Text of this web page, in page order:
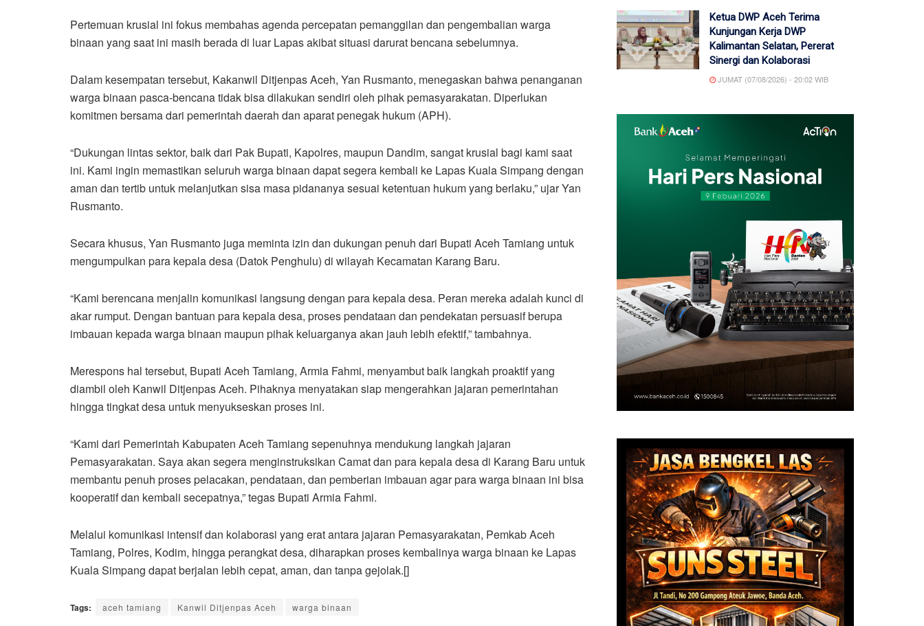
Pertemuan krusial ini fokus membahas agenda percepatan pemanggilan dan pengembalian warga
binaan yang saat ini masih berada di luar Lapas akibat situasi darurat bencana sebelumnya.
Dalam kesempatan tersebut, Kakanwil Ditjenpas Aceh, Yan Rusmanto, menegaskan bahwa penanganan
warga binaan pasca-bencana tidak bisa dilakukan sendiri oleh pihak pemasyarakatan. Diperlukan
komitmen bersama dari pemerintah daerah dan aparat penegak hukum (APH).
“Dukungan lintas sektor, baik dari Pak Bupati, Kapolres, maupun Dandim, sangat krusial bagi kami saat
ini. Kami ingin memastikan seluruh warga binaan dapat segera kembali ke Lapas Kuala Simpang dengan
aman dan tertib untuk melanjutkan sisa masa pidananya sesuai ketentuan hukum yang berlaku,” ujar Yan
Rusmanto.
Secara khusus, Yan Rusmanto juga meminta izin dan dukungan penuh dari Bupati Aceh Tamiang untuk
mengumpulkan para kepala desa (Datok Penghulu) di wilayah Kecamatan Karang Baru.
“Kami berencana menjalin komunikasi langsung dengan para kepala desa. Peran mereka adalah kunci di
akar rumput. Dengan bantuan para kepala desa, proses pendataan dan pendekatan persuasif berupa
imbauan kepada warga binaan maupun pihak keluarganya akan jauh lebih efektif,” tambahnya.
Merespons hal tersebut, Bupati Aceh Tamiang, Armia Fahmi, menyambut baik langkah proaktif yang
diambil oleh Kanwil Ditjenpas Aceh. Pihaknya menyatakan siap mengerahkan jajaran pemerintahan
hingga tingkat desa untuk menyukseskan proses ini.
“Kami dari Pemerintah Kabupaten Aceh Tamiang sepenuhnya mendukung langkah jajaran
Pemasyarakatan. Saya akan segera menginstruksikan Camat dan para kepala desa di Karang Baru untuk
membantu penuh proses pelacakan, pendataan, dan pemberian imbauan agar para warga binaan ini bisa
kooperatif dan kembali secepatnya,” tegas Bupati Armia Fahmi.
Melalui komunikasi intensif dan kolaborasi yang erat antara jajaran Pemasyarakatan, Pemkab Aceh
Tamiang, Polres, Kodim, hingga perangkat desa, diharapkan proses kembalinya warga binaan ke Lapas
Kuala Simpang dapat berjalan lebih cepat, aman, dan tanpa gejolak.[]
Tags: aceh tamiang Kanwil Ditjenpas Aceh warga binaan
Ketua DWP Aceh Terima
Kunjungan Kerja DWP
Kalimantan Selatan, Pererat
Sinergi dan Kolaborasi
JUMAT (07/08/2026) - 20:02 WIB